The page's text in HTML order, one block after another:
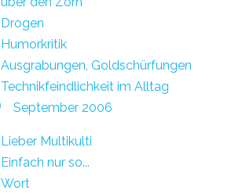
Drogen
Humorkritik
Ausgrabungen, Goldschürfungen
Technikfeindlichkeit im Alltag
September 2006
Lieber Multikulti
Einfach nur so...
Wort